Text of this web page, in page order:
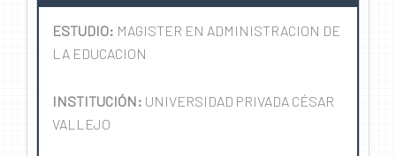
ESTUDIO: MAGISTER EN ADMINISTRACION DE
LA EDUCACION
INSTITUCIÓN: UNIVERSIDAD PRIVADA CÉSAR
VALLEJO